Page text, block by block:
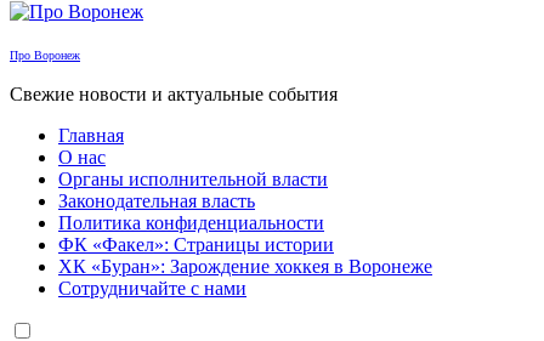
Про Воронеж
Свежие новости и актуальные события
Главная
О нас
Органы исполнительной власти
Законодательная власть
Политика конфиденциальности
ФК «Факел»: Страницы истории
ХК «Буран»: Зарождение хоккея в Воронеже
Сотрудничайте с нами